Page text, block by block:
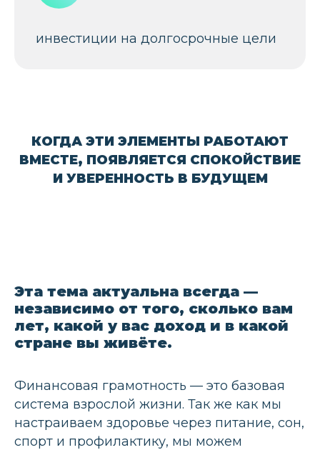
инвестиции на долгосрочные цели
КОГДА ЭТИ ЭЛЕМЕНТЫ РАБОТАЮТ
ВМЕСТЕ, ПОЯВЛЯЕТСЯ СПОКОЙСТВИЕ
И УВЕРЕННОСТЬ В БУДУЩЕМ
Эта тема актуальна всегда —
независимо от того, сколько вам
лет, какой у вас доход и в какой
стране вы живёте.
Финансовая грамотность — это базовая
система взрослой жизни. Так же как мы
настраиваем здоровье через питание, сон,
спорт и профилактику, мы можем